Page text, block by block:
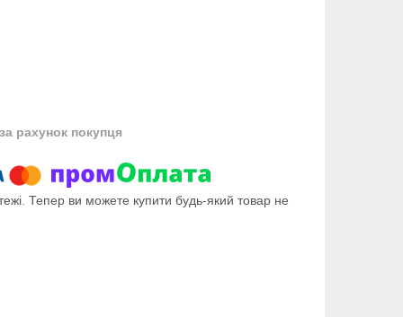
рахунок покупця
Тепер ви можете купити будь-який товар не